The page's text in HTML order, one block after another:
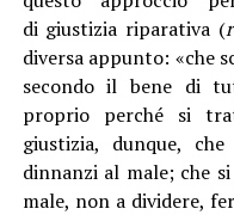
di giustizia riparativa (
diversa appunto: «che
secondo il bene di
proprio perché si
giustizia, dunque,
dinnanzi al male; che
male, non a dividere,